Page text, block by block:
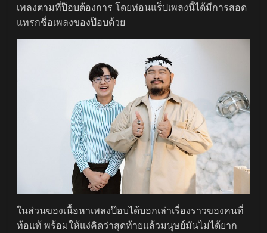
เพลงตามที่ป๊อบต้องการ โดยท่อนแร็ปเพลงนี้ได้มีการสอด
แทรกชื่อเพลงของป๊อบด้วย
ในส่วนของเนื้อหาเพลงป๊อบได้บอกเล่าเรื่องราวของคนที่
ท้อแท้ พร้อมให้แง่คิดว่าสุดท้ายแล้วมนุษย์มันไม่ได้ยาก